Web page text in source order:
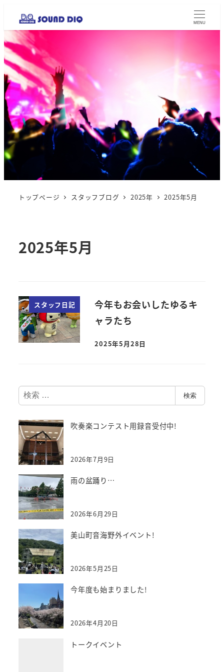
MENU
トップページ スタッフブログ 2025年 2025年5月
2025年5月
スタッフ日記
今年もお会いしたゆるキ
ャラたち
2025年5月28日
検
索
検索
吹奏楽コンテスト用録音受付中!
2026年7月9日
雨の盆踊り…
2026年6月29日
美山町音海野外イベント!
2026年5月25日
今年度も始まりました!
2026年4月20日
トークイベント